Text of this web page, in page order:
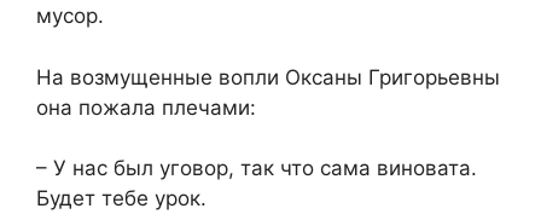
мусор.
На возмущенные вопли Оксаны Григорьевны
она пожала плечами:
– У нас был уговор, так что сама виновата.
Будет тебе урок.